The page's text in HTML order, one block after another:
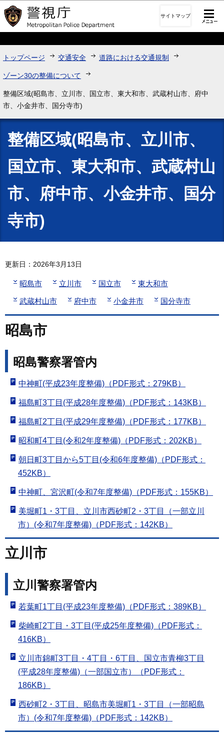
このページの本文へ移動
サイトマップ
トップページ 交通安全 道路における交通規制
ゾーン30の整備について
整備区域(昭島市、立川市、国立市、東大和市、武蔵村山市、府中
市、小金井市、国分寺市)
整備区域(昭島市、立川市、
国立市、東大和市、武蔵村山
市、府中市、小金井市、国分
寺市)
更新日：2026年3月13日
昭島市 立川市 国立市 東大和市
武蔵村山市 府中市 小金井市 国分寺市
昭島市
昭島警察署管内
中神町(平成23年度整備)（PDF形式：279KB）
福島町3丁目(平成28年度整備)（PDF形式：143KB）
福島町2丁目(平成29年度整備)（PDF形式：177KB）
昭和町4丁目(令和2年度整備)（PDF形式：202KB）
朝日町3丁目から5丁目(令和6年度整備)（PDF形式：
452KB）
中神町、宮沢町(令和7年度整備)（PDF形式：155KB）
美堀町1・3丁目、立川市西砂町2・3丁目（一部立川
市）(令和7年度整備)（PDF形式：142KB）
立川市
立川警察署管内
若葉町1丁目(平成23年度整備)（PDF形式：389KB）
柴崎町2丁目・3丁目(平成25年度整備)（PDF形式：
416KB）
立川市錦町3丁目・4丁目・6丁目、国立市青柳3丁目
(平成28年度整備)（一部国立市）（PDF形式：
186KB）
西砂町2・3丁目、昭島市美堀町1・3丁目（一部昭島
市）(令和7年度整備)（PDF形式：142KB）